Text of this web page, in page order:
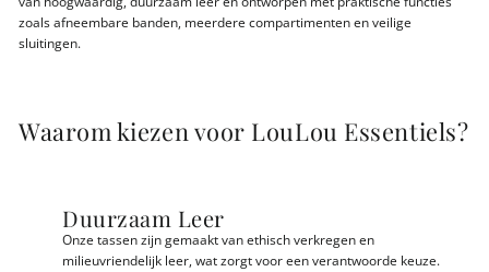
zoals afneembare banden, meerdere compartimenten en veilige
sluitingen.
Waarom kiezen voor LouLou Essentiels?
Duurzaam Leer
Onze tassen zijn gemaakt van ethisch verkregen en
milieuvriendelijk leer, wat zorgt voor een verantwoorde keuze.